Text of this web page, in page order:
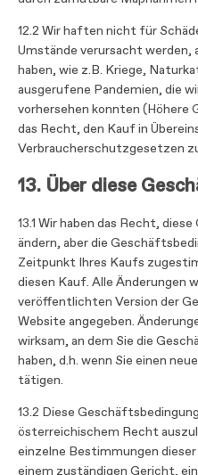
12.2 Wir haften nicht für
Umstände verursacht werden,
haben, wie z.B. Kriege,
ausgerufene Pandemien, die
vorhersehen konnten (Höhere
das Recht, den Kauf in
Verbraucherschutzgesetzen
13. Über diese
13.1 Wir haben das Recht,
ändern, aber die
Zeitpunkt Ihres Kaufs
diesen Kauf. Alle Änderungen
veröffentlichten Version der
Website angegeben.
wirksam, an dem Sie die
haben, d.h. wenn Sie einen
tätigen.
13.2 Diese
österreichischem Recht
einzelne Bestimmungen
einem zuständigen Gericht,